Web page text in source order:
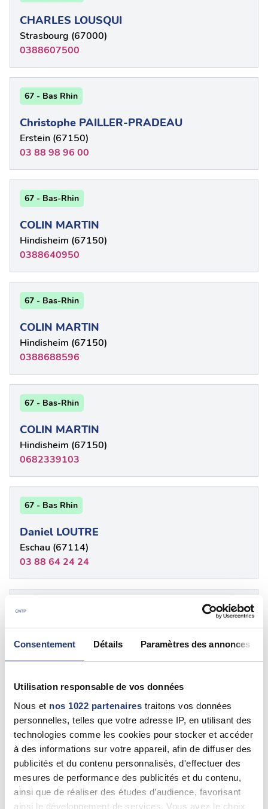
Consentement Détails Paramètres des annonces
Utilisation responsable de vos données
Nous et nos 1022 partenaires traitons vos données
personnelles, telles que votre adresse IP, en utilisant des
technologies comme les cookies pour stocker et accéder
à des informations sur votre appareil, afin de diffuser des
publicités et du contenu personnalisés, d'effectuer des
mesures de performance des publicités et du contenu,
ainsi que de réaliser des études d’audience, favorisant
ainsi le développement de services. Vous avez le choix
CHARLES LOUSQUI
Strasbourg (67000)
0388607500
67 - Bas Rhin
Christophe PAILLER-PRADEAU
Erstein (67150)
03 88 98 96 00
67 - Bas-Rhin
COLIN MARTIN
Hindisheim (67150)
0388640950
67 - Bas-Rhin
COLIN MARTIN
Hindisheim (67150)
0388688596
67 - Bas-Rhin
COLIN MARTIN
Hindisheim (67150)
0682339103
67 - Bas Rhin
Daniel LOUTRE
Eschau (67114)
03 88 64 24 24
67 - {"num":"67","name":"Bas Rhin"}
Hatten (67690)
0388800073
67 - Bas-Rhin
FABRICE WINTZ
Saverne (67700)
0388710126
Voir plus